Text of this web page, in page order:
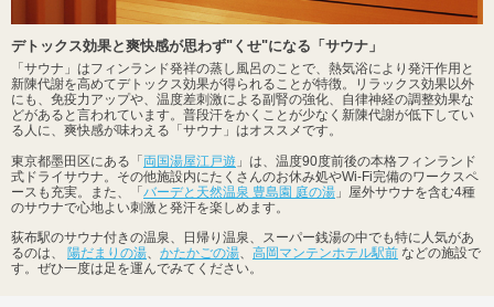
デトックス効果と爽快感が思わず"くせ"になる「サウナ」
「サウナ」はフィンランド発祥の蒸し風呂のことで、熱気浴により発汗作用と
新陳代謝を高めてデトックス効果が得られることが特徴。リラックス効果以外
にも、免疫力アップや、温度差刺激による副腎の強化、自律神経の調整効果な
どがあると言われています。普段汗をかくことが少なく新陳代謝が低下してい
る人に、爽快感が味わえる「サウナ」はオススメです。
東京都墨田区にある「 両国湯屋江戸遊 」は、温度90度前後の本格フィンランド
式ドライサウナ。その他施設内にたくさんのお休み処やWi-Fi完備のワークスペ
ースも充実。また、「 バーデと天然温泉 豊島園 庭の湯 」屋外サウナを含む4種
のサウナで心地よい刺激と発汗を楽しめます。
荻布駅のサウナ付きの温泉、日帰り温泉、スーパー銭湯の中でも特に人気があ
るのは、 陽だまりの湯、 かたかごの湯、 高岡マンテンホテル駅前 などの施設で
す。ぜひ一度は足を運んでみてください。